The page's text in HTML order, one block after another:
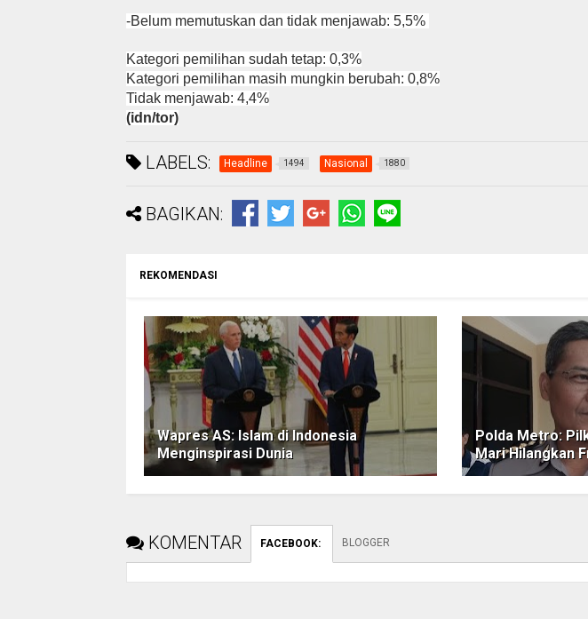
-Belum memutuskan dan tidak menjawab: 5,5%
Kategori pemilihan sudah tetap: 0,3%
Kategori pemilihan masih mungkin berubah: 0,8%
Tidak menjawab: 4,4%
(idn/tor)
LABELS: Headline 1494 Nasional 1880
BAGIKAN:
REKOMENDASI
Wapres AS: Islam di Indonesia
Menginspirasi Dunia
Polda Metro:
Mari Hilangkan
KOMENTAR FACEBOOK: BLOGGER